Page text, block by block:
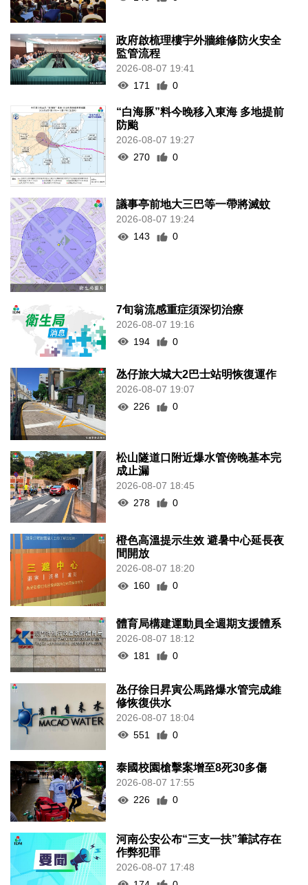
政府啟梳理樓宇外牆維修防火安全
監管流程
2026-08-07 19:41
171
0
“白海豚”料今晚移入東海 多地提前
防颱
2026-08-07 19:27
270
0
議事亭前地大三巴等一帶將滅蚊
2026-08-07 19:24
143
0
7旬翁流感重症須深切治療
2026-08-07 19:16
194
0
氹仔旅大城大2巴士站明恢復運作
2026-08-07 19:07
226
0
松山隧道口附近爆水管傍晚基本完
成止漏
2026-08-07 18:45
278
0
橙色高溫提示生效 避暑中心延長夜
間開放
2026-08-07 18:20
160
0
體育局構建運動員全週期支援體系
2026-08-07 18:12
181
0
氹仔徐日昇寅公馬路爆水管完成維
修恢復供水
2026-08-07 18:04
551
0
泰國校園槍擊案增至8死30多傷
2026-08-07 17:55
226
0
河南公安公布“三支一扶”筆試存在
作弊犯罪
2026-08-07 17:48